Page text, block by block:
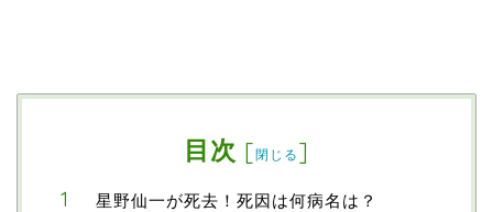
目次 [閉じる ]
星野仙一が死去！死因は何病名は？